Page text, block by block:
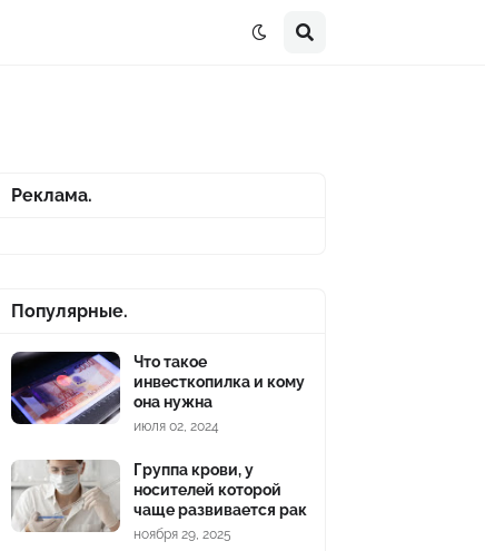
Реклама.
Популярные.
Что такое
инвесткопилка и кому
она нужна
июля 02, 2024
Группа крови, у
носителей которой
чаще развивается рак
ноября 29, 2025